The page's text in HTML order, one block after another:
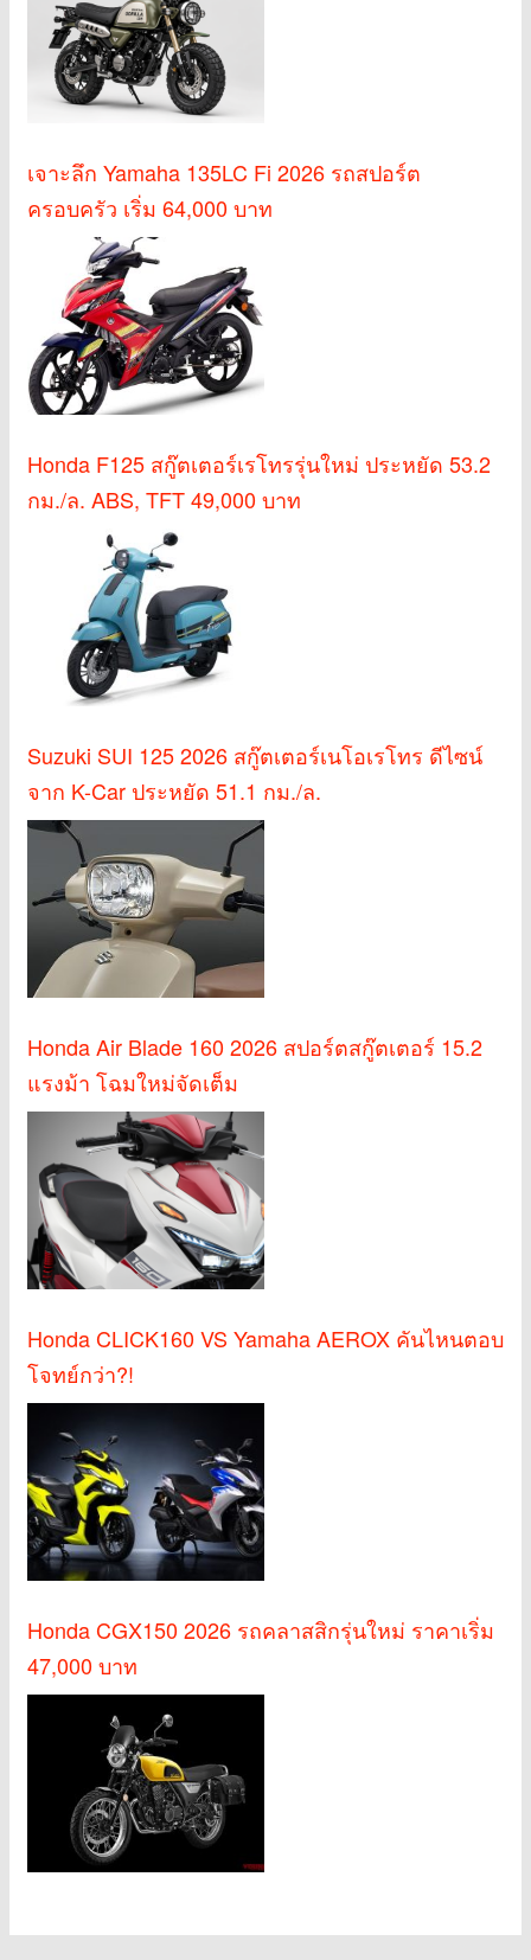
เจาะลึก Yamaha 135LC Fi 2026 รถสปอร์ต
ครอบครัว เริ่ม 64,000 บาท
Honda F125 สกู๊ตเตอร์เรโทรรุ่นใหม่ ประหยัด 53.2
กม./ล. ABS, TFT 49,000 บาท
Suzuki SUI 125 2026 สกู๊ตเตอร์เนโอเรโทร ดีไซน์
จาก K-Car ประหยัด 51.1 กม./ล.
Honda Air Blade 160 2026 สปอร์ตสกู๊ตเตอร์ 15.2
แรงม้า โฉมใหม่จัดเต็ม
Honda CLICK160 VS Yamaha AEROX คันไหนตอบ
โจทย์กว่า?!
Honda CGX150 2026 รถคลาสสิกรุ่นใหม่ ราคาเริ่ม
47,000 บาท